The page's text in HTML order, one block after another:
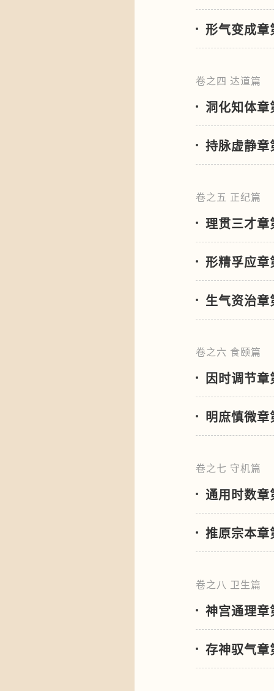
形气变成章
卷之四 达道篇
洞化知体章
持脉虚静章
卷之五 正纪篇
理贯三才章
形精孚应章
生气资治章
卷之六 食颐篇
因时调节章
明庶慎微章
卷之七 守机篇
通用时数章
推原宗本章
卷之八 卫生篇
神宫通理章
存神驭气章